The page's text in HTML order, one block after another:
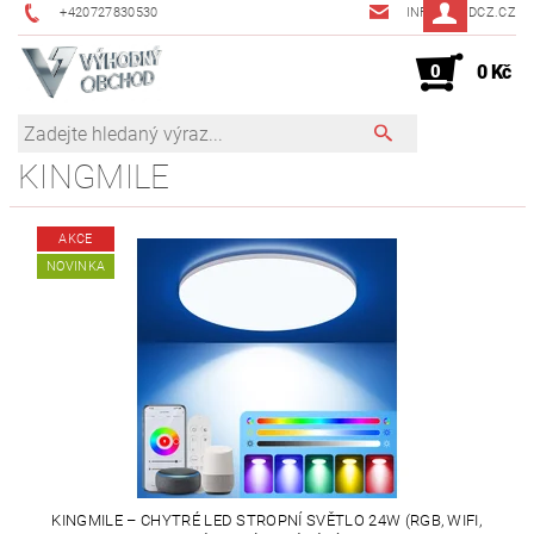
+420727830530 INFO@JMDCZ.CZ
0 0 Kč
KINGMILE
AKCE
NOVINKA
KINGMILE – CHYTRÉ LED STROPNÍ SVĚTLO 24W (RGB, WIFI,